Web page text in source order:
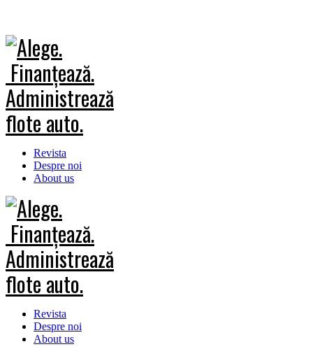
Revista
Despre noi
About us
Revista
Despre noi
About us